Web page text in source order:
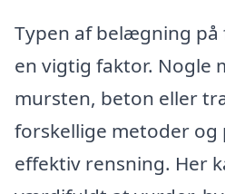
Typen af belægning på
en vigtig faktor. Nogle
mursten, beton eller
forskellige metoder
effektiv rensning. Her